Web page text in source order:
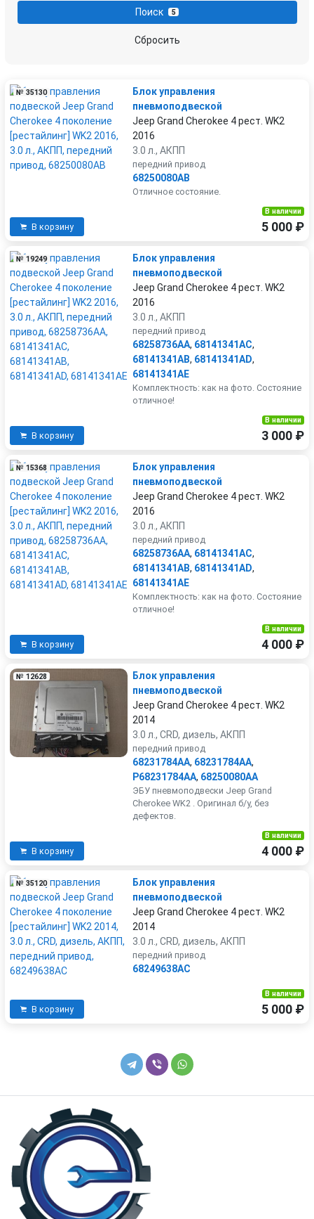
Поиск 5
Сбросить
№ 35130
Блок управления
пневмоподвеской
Jeep Grand Cherokee 4 рест. WK2
2016
3.0 л., АКПП
передний привод
68250080AB
Отличное состояние.
В корзину
В наличии
5 000 ₽
№ 19249
Блок управления
пневмоподвеской
Jeep Grand Cherokee 4 рест. WK2
2016
3.0 л., АКПП
передний привод
68258736AA, 68141341AC,
68141341AB, 68141341AD,
68141341AE
Комплектность: как на фото. Состояние
отличное!
В корзину
В наличии
3 000 ₽
№ 15368
Блок управления
пневмоподвеской
Jeep Grand Cherokee 4 рест. WK2
2016
3.0 л., АКПП
передний привод
68258736AA, 68141341AC,
68141341AB, 68141341AD,
68141341AE
Комплектность: как на фото. Состояние
отличное!
В корзину
В наличии
4 000 ₽
№ 12628
Блок управления
пневмоподвеской
Jeep Grand Cherokee 4 рест. WK2
2014
3.0 л., CRD, дизель, АКПП
передний привод
68231784AA, 68231784AA,
P68231784AA, 68250080AA
ЭБУ пневмоподвески Jeep Grand
Cherokee WK2 . Оригинал б/у, без
дефектов.
В корзину
В наличии
4 000 ₽
№ 35120
Блок управления
пневмоподвеской
Jeep Grand Cherokee 4 рест. WK2
2014
3.0 л., CRD, дизель, АКПП
передний привод
68249638AC
В корзину
В наличии
5 000 ₽